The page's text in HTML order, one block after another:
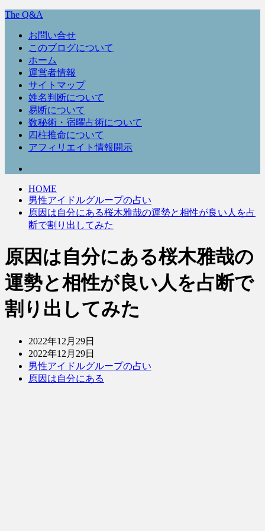
The Q&A
お問い合せ
このブログについて
ホーム
運営者情報
サイトマップ
姓名判断について
易断について
数秘術・宿曜占術について
四柱推命について
アフィリエイト情報開示
HOME
男性アイドルグループの占い
原因は自分にある桜木雅哉の運勢と相性が良い人を占
断で割り出してみた
原因は自分にある桜木雅哉の
運勢と相性が良い人を占断で
割り出してみた
2022年12月29日
2022年12月29日
男性アイドルグループの占い
原因は自分にある